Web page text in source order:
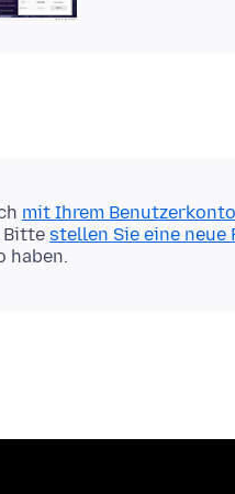
mit Ihrem
Bitte stellen Sie eine neue
haben.